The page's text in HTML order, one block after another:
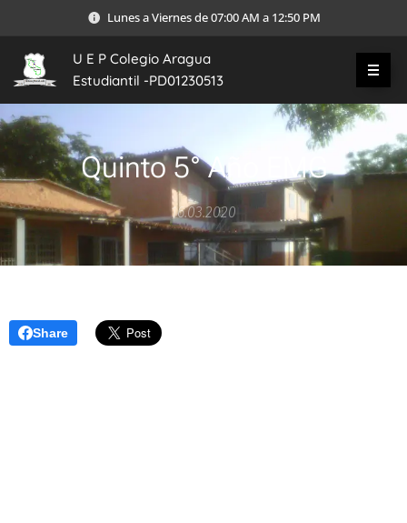
Lunes a Viernes de 07:00 AM a 12:50 PM
U E P Colegio Aragua
Estudiantil -PD01230513
Quinto 5° Año EMG
16.03.2020
Share